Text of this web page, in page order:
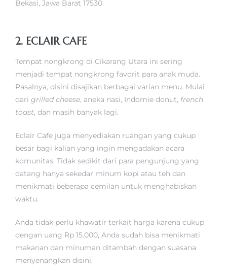
Bekasi, Jawa Barat 17530
2. ECLAIR CAFE
Tempat nongkrong di Cikarang Utara ini sering
menjadi tempat nongkrong favorit para anak muda.
Pasalnya, disini disajikan berbagai varian menu. Mulai
dari grilled cheese, aneka nasi, Indomie donut, french
toast, dan masih banyak lagi.
Eclair Cafe juga menyediakan ruangan yang cukup
besar bagi kalian yang ingin mengadakan acara
komunitas. Tidak sedikit dari para pengunjung yang
datang hanya sekedar minum kopi atau teh dan
menikmati beberapa cemilan untuk menghabiskan
waktu.
Anda tidak perlu khawatir terkait harga karena cukup
dengan uang Rp 15.000, Anda sudah bisa menikmati
makanan dan minuman ditambah dengan suasana
menyenangkan disini.